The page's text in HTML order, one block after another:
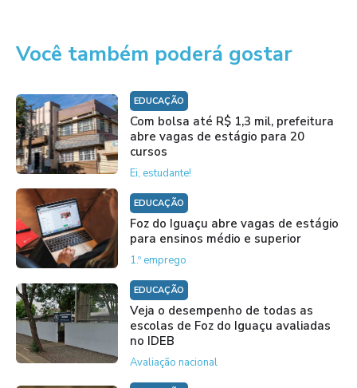
Você também poderá gostar
EDUCAÇÃO
Com bolsa até R$ 1,3 mil, prefeitura
abre vagas de estágio para 20
cursos
Ei, estudante!
EDUCAÇÃO
Foz do Iguaçu abre vagas de estágio
para ensinos médio e superior
1.º emprego
EDUCAÇÃO
Veja o desempenho de todas as
escolas de Foz do Iguaçu avaliadas
no IDEB
Avaliação nacional